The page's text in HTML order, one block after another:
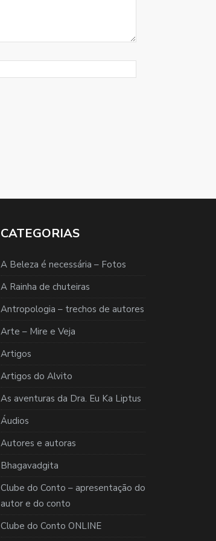
CATEGORIAS
A Beleza é necessária – Fotos
A Rainha de chuteiras
Antropologia – trechos de autores
Arte – Mire e Veja
Artigos
Artigos do Alvito
As aventuras da Dra. Eu Ka Liptus
Áudios
Autores e autoras
Bhagavadgita
Clube do Conto – apresentação do
autor e do conto
Clube do Conto ONLINE